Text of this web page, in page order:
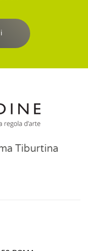
Tiburtina